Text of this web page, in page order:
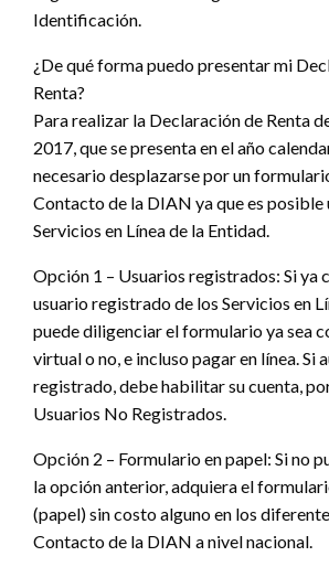
Identificación.
¿De qué forma puedo presentar mi
Renta?
Para realizar la Declaración de Renta
2017, que se presenta en el año
necesario desplazarse por un
Contacto de la DIAN ya que es
Servicios en Línea de la Entidad.
Opción 1 – Usuarios registrados: Si ya
usuario registrado de los Servicios en
puede diligenciar el formulario ya sea
virtual o no, e incluso pagar en línea. Si
registrado, debe habilitar su cuenta,
Usuarios No Registrados.
Opción 2 – Formulario en papel: Si no
la opción anterior, adquiera el
(papel) sin costo alguno en los
Contacto de la DIAN a nivel nacional.